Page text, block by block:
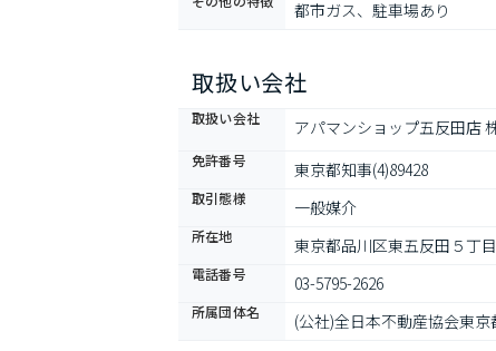
都市ガス、駐車場あり
取扱い会社
取扱い会社 アパマンショップ五反田店
免許番号 東京都知事(4)89428
取引態様 一般媒介
所在地 東京都品川区東五反田５丁目
電話番号 03-5795-2626
所属団体名 (公社)全日本不動産協会東